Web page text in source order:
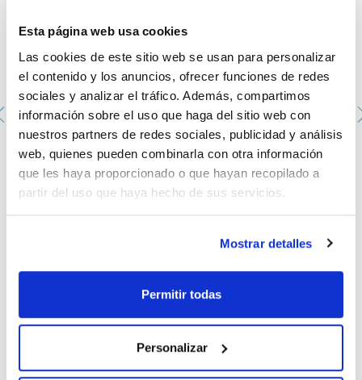
Esta página web usa cookies
Las cookies de este sitio web se usan para personalizar
el contenido y los anuncios, ofrecer funciones de redes
sociales y analizar el tráfico. Además, compartimos
información sobre el uso que haga del sitio web con
nuestros partners de redes sociales, publicidad y análisis
web, quienes pueden combinarla con otra información
que les haya proporcionado o que hayan recopilado a
partir del uso que haya hecho de sus servicios.
Mostrar detalles
Permitir todas
Personalizar
- La nueva pantalla y la interfaz de usuario fácil de utilizar
proporcionan un control claro e intuitivo de los parámetros y
también permiten el registro, almacenamiento y presentación
de datos respecto al tiempo
- Temporizador de 1 minuto a 96 horas o continuo
- Sensor de desequilibrio
- Detección automática de fallo del termostato
- Conectividad Bluetooth a PC permite la gestión de datos,
el registro de datos, el control de parámetros y la creación
de perfiles en un software específico
- Ventilador integrado sin escobillas y termorresistente
- Cámara interna de acero inoxidable
- 9 plataformas disponibles
- 2 años de garantía
Las plataformas y los kits de apilado deben pedirse por
Vaso de precipitado, forma baja, graduado, vidrio
borosilicato DIN 12331. SCHARLAU. Capacidad (ml): 600.
Ø (mm): 90. Altura (mm): 125
1033510112
Envase: x 10 u.
Documentación técnica